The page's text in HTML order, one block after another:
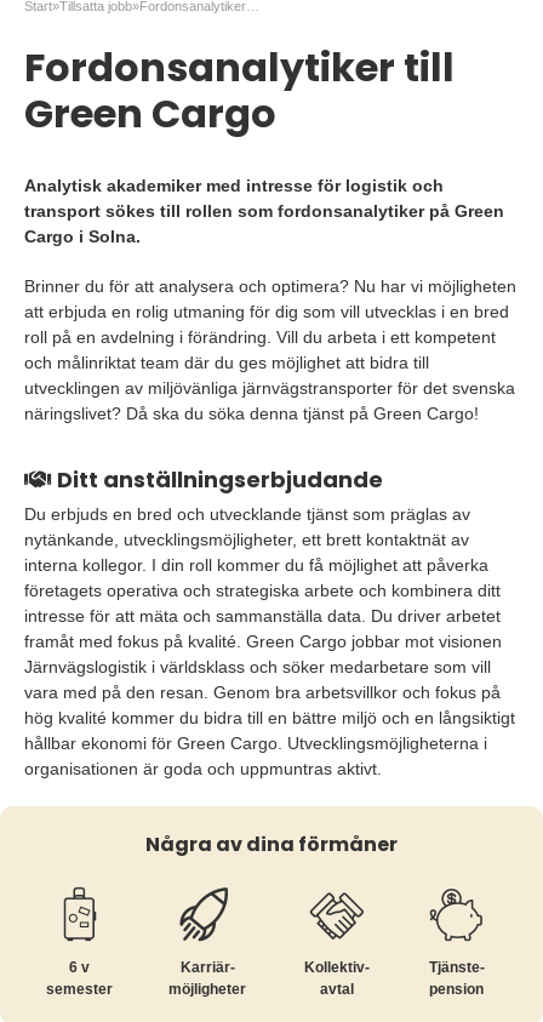
Start»Tillsatta jobb»
Fordonsanalytiker till
Green Cargo
Analytisk akademiker med intresse för logistik och
transport sökes till rollen som fordonsanalytiker på Green
Cargo i Solna.
Brinner du för att analysera och optimera? Nu har vi möjligheten
att erbjuda en rolig utmaning för dig som vill utvecklas i en bred
roll på en avdelning i förändring. Vill du arbeta i ett kompetent
och målinriktat team där du ges möjlighet att bidra till
utvecklingen av miljövänliga järnvägstransporter för det svenska
näringslivet? Då ska du söka denna tjänst på Green Cargo!
Ditt anställningserbjudande
Du erbjuds en bred och utvecklande tjänst som präglas av
nytänkande, utvecklingsmöjligheter, ett brett kontaktnät av
interna kollegor. I din roll kommer du få möjlighet att påverka
företagets operativa och strategiska arbete och kombinera ditt
intresse för att mäta och sammanställa data. Du driver arbetet
framåt med fokus på kvalité. Green Cargo jobbar mot visionen
Järnvägslogistik i världsklass och söker medarbetare som vill
vara med på den resan. Genom bra arbetsvillkor och fokus på
hög kvalité kommer du bidra till en bättre miljö och en långsiktigt
hållbar ekonomi för Green Cargo. Utvecklingsmöjligheterna i
organisationen är goda och uppmuntras aktivt.
Några av dina förmåner
6 v
semester
Karriär­
möjligheter
Kollektiv­
avtal
Tjänste­
pension